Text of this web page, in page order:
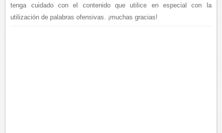
tenga cuidado con el contenido que utilice en especial con la
utilización de palabras ofensivas. ¡muchas gracias!